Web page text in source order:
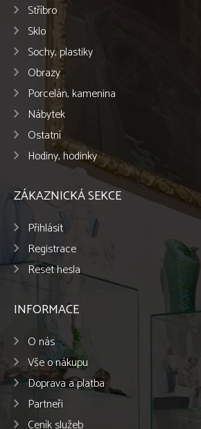
Stříbro
Sklo
Sochy, plastiky
Obrazy
Porcelán, kamenina
Nábytek
Ostatní
Hodiny, hodinky
ZÁKAZNICKÁ SEKCE
Přihlásit
Registrace
Reset hesla
INFORMACE
O nás
Vše o nákupu
Doprava a platba
Partneři
Ceník služeb